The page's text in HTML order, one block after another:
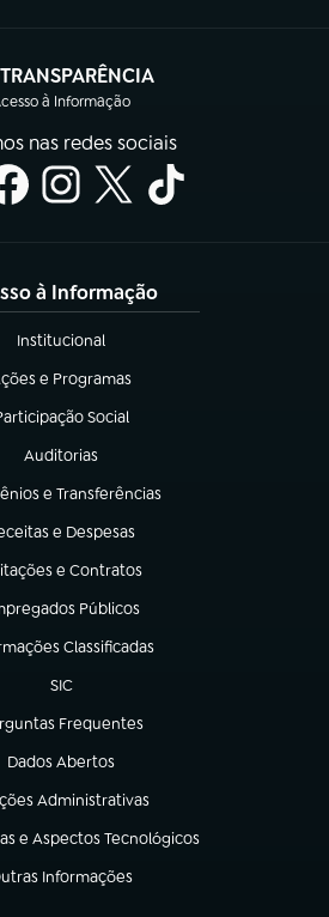
TRANSPARÊNCIA
à Informação
(abre em nova aba)
nas redes sociais
à Informação
Institucional
(abre em nova aba)
e Programas
em nova aba)
Social
em nova aba)
Auditorias
(abre em nova aba)
e Transferências
nova aba)
e Despesas
em nova aba)
e Contratos
em nova aba)
Públicos
em nova aba)
Classificadas
em nova aba)
SIC
(abre em nova aba)
Frequentes
em nova aba)
Dados Abertos
(abre em nova aba)
Administrativas
em nova aba)
e Aspectos Tecnológicos
aba)
Informações
em nova aba)